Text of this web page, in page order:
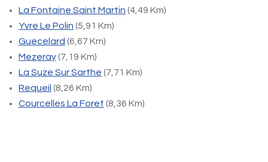
La Fontaine Saint Martin (4,49 Km)
Yvre Le Polin (5,91 Km)
Guecelard (6,67 Km)
Mezeray(7,19 Km)
La Suze Sur Sarthe (7,71 Km)
Requeil (8,26 Km)
Courcelles La Foret (8,36 Km)